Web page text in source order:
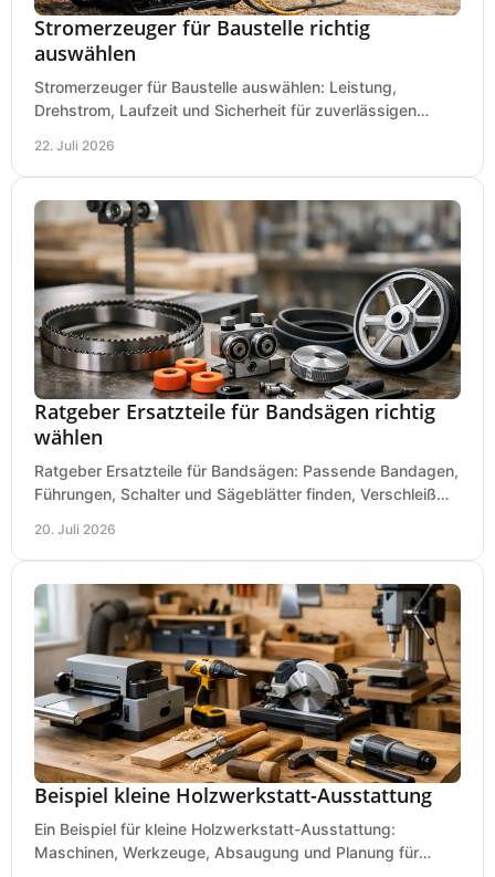
Stromerzeuger für Baustelle richtig
auswählen
Stromerzeuger für Baustelle auswählen: Leistung,
Drehstrom, Laufzeit und Sicherheit für zuverlässigen
22. Juli 2026
Ratgeber Ersatzteile für Bandsägen richtig
wählen
Ratgeber Ersatzteile für Bandsägen: Passende Bandagen,
Führungen, Schalter und Sägeblätter finden, Verschleiß
20. Juli 2026
Beispiel kleine Holzwerkstatt-Ausstattung
Ein Beispiel für kleine Holzwerkstatt-Ausstattung:
Maschinen, Werkzeuge, Absaugung und Planung für